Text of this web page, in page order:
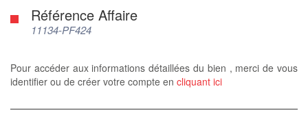
Référence Affaire
11134-PF424
Pour accéder aux informations détaillées du bien , merci de vous
identifier ou de créer votre compte en cliquant ici